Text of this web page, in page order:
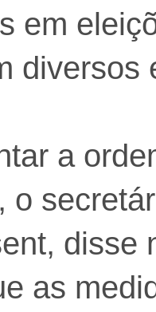
em
diversos
a
o
disse
as